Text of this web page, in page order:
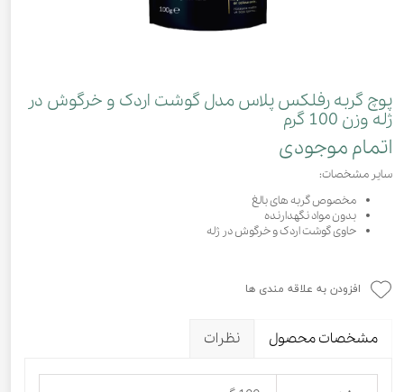
پوچ گربه رفلکس پلاس مدل گوشت اردک و خرگوش در
ژله وزن 100 گرم
اتمام موجودی
سایر مشخصات:
مخصوص گربه های بالغ
بدون مواد نگهدارنده
حاوی گوشت اردک و خرگوش در ژله
افزودن به علاقه مندی ها
مشخصات محصول نظرات